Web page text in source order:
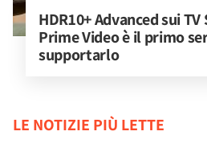
HDR10+ Advanced sui
Prime Video è il primo
supportarlo
LE NOTIZIE PIÙ LETTE